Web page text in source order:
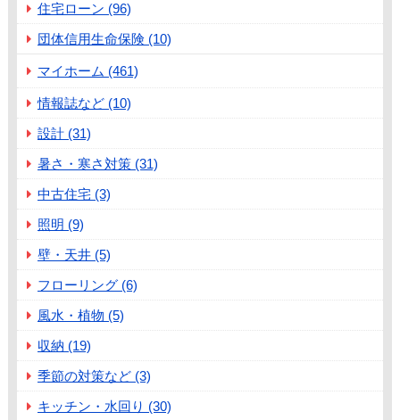
住宅ローン (96)
団体信用生命保険 (10)
マイホーム (461)
情報誌など (10)
設計 (31)
暑さ・寒さ対策 (31)
中古住宅 (3)
照明 (9)
壁・天井 (5)
フローリング (6)
風水・植物 (5)
収納 (19)
季節の対策など (3)
キッチン・水回り (30)